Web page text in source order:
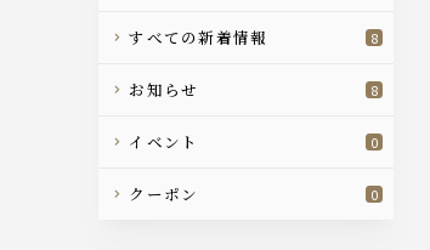
すべての新着情報 8
お知らせ 8
イベント 0
クーポン 0